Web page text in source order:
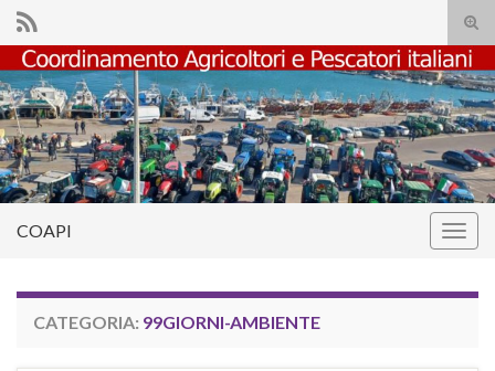
il
di
Search for:
COAPI
CATEGORIA: 99GIORNI-AMBIENTE